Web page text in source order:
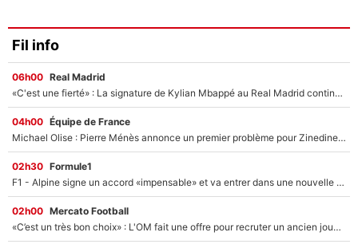
Fil info
06h00 Real Madrid
«C'est une fierté» : La signature de Kylian Mbappé au Real Madrid continue de régaler l'Espagne
04h00 Équipe de France
Michael Olise : Pierre Ménès annonce un premier problème pour Zinedine Zidane en équipe de France
02h30 Formule1
F1 - Alpine signe un accord «impensable» et va entrer dans une nouvelle dimension : Grande nouvelle pour Pierre Gasly !
02h00 Mercato Football
«C’est un très bon choix» : L'OM fait une offre pour recruter un ancien joueur du PSG... et c'est validé dans l'After Foot !